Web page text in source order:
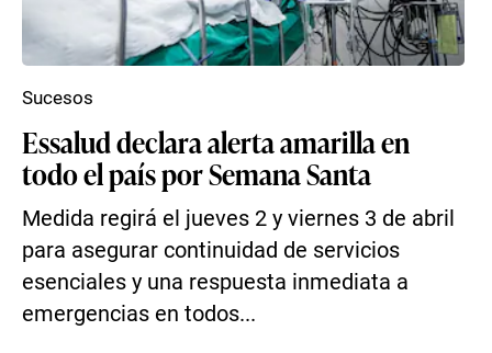
Essalud declara alerta amarilla en
todo el país por Semana Santa
Medida regirá el jueves 2 y viernes 3 de abril
para asegurar continuidad de servicios
esenciales y una respuesta inmediata a
emergencias en todos...
Sucesos